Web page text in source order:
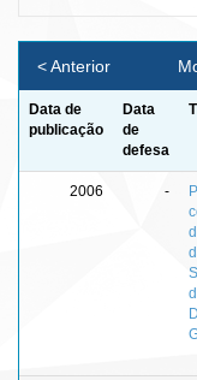
< Anterior
Data de
publicação
Data
de
defesa
2006 -